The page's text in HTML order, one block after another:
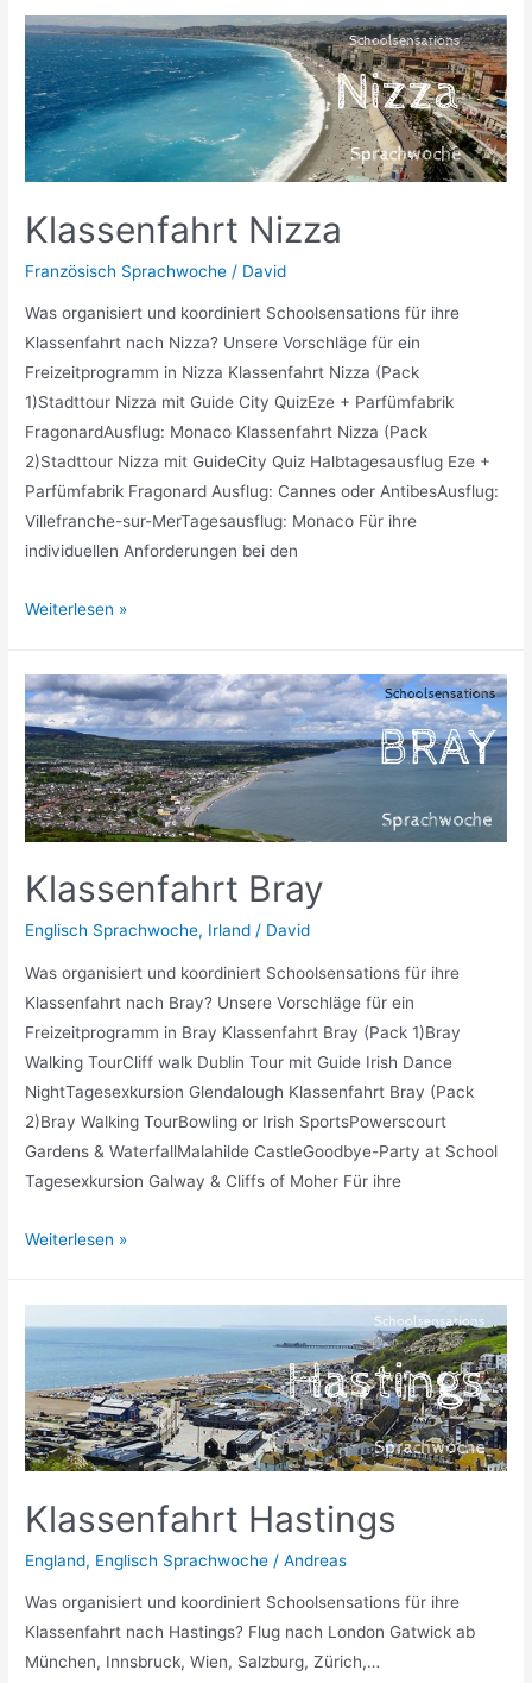
+
Sprachwoche
Klassenfahrt Nizza
Französisch Sprachwoche / David
Was organisiert und koordiniert Schoolsensations für ihre
Klassenfahrt nach Nizza? Unsere Vorschläge für ein
Freizeitprogramm in Nizza Klassenfahrt Nizza (Pack
1)Stadttour Nizza mit Guide City QuizEze + Parfümfabrik
FragonardAusflug: Monaco Klassenfahrt Nizza (Pack
2)Stadttour Nizza mit GuideCity Quiz Halbtagesausflug Eze +
Parfümfabrik Fragonard Ausflug: Cannes oder AntibesAusflug:
Villefranche-sur-MerTagesausflug: Monaco Für ihre
individuellen Anforderungen bei den
Klassenfahrt
Weiterlesen »
Klassenfahrt Bray
Englisch Sprachwoche, Irland / David
Was organisiert und koordiniert Schoolsensations für ihre
Klassenfahrt nach Bray? Unsere Vorschläge für ein
Freizeitprogramm in Bray Klassenfahrt Bray (Pack 1)Bray
Walking TourCliff walk Dublin Tour mit Guide Irish Dance
NightTagesexkursion Glendalough Klassenfahrt Bray (Pack
2)Bray Walking TourBowling or Irish SportsPowerscourt
Gardens & WaterfallMalahilde CastleGoodbye-Party at School
Tagesexkursion Galway & Cliffs of Moher Für ihre
Klassenfahrt
Weiterlesen »
Klassenfahrt Hastings
England, Englisch Sprachwoche /Andreas
Was organisiert und koordiniert Schoolsensations für ihre
Klassenfahrt nach Hastings? Flug nach London Gatwick ab
München, Innsbruck, Wien, Salzburg, Zürich,…